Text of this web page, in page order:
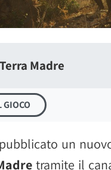
Madre
un
tramite il